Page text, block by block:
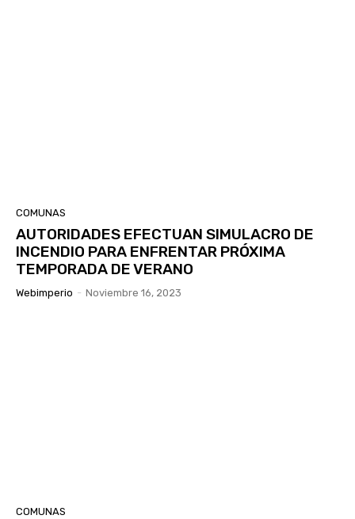
COMUNAS
AUTORIDADES EFECTUAN SIMULACRO DE
INCENDIO PARA ENFRENTAR PRÓXIMA
TEMPORADA DE VERANO
Webimperio - Noviembre 16, 2023
COMUNAS